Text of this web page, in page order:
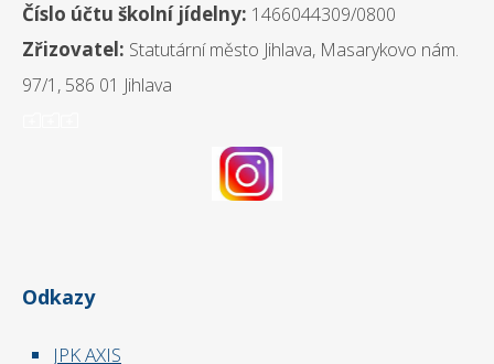
Číslo účtu školní jídelny: 1466044309/0800
Zřizovatel: Statutární město Jihlava, Masarykovo nám.
97/1, 586 01 Jihlava
Odkazy
JPK AXIS